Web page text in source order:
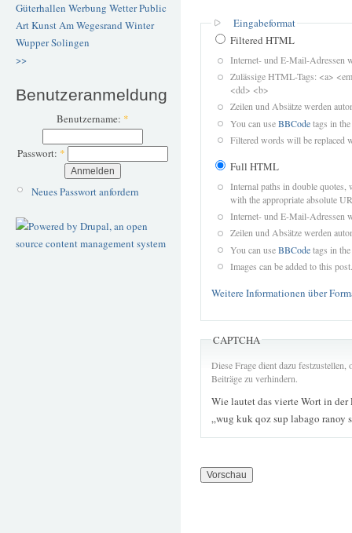
Güterhallen Werbung WetterPublic
ArtKunstAm Wegesrand Winter
WupperSolingen
>>
Benutzeranmeldung
Benutzername: *
Passwort: *
Neues Passwort anfordern
Eingabeformat
Filtered HTML
Internet- und E-Mail-Adressen
Zulässige HTML-Tags: <a>
<dd> <b>
Zeilen und Absätze werden
You can useBBCodetags in
Filtered words will be replaced
Full HTML
Internal paths in double quotes,
with the appropriate absolute
Internet- und E-Mail-Adressen
Zeilen und Absätze werden
You can useBBCodetags in
Images can be added to this post.
Weitere Informationen über
CAPTCHA
Diese Frage dient dazu
Beiträge zu verhindern.
Wie lautet das vierte Wort in der
„wug kuk qoz sup labago ranoy